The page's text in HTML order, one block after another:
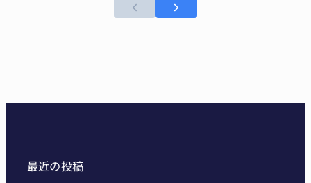
最近の投稿